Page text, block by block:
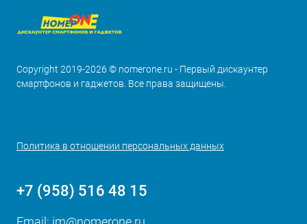
Copyright 2019-2026 © nomerone.ru - Первый дискаунтер
смартфонов и гаджетов. Все права защищены.
Политика в отношении персональных данных
+7 (958) 516 48 15